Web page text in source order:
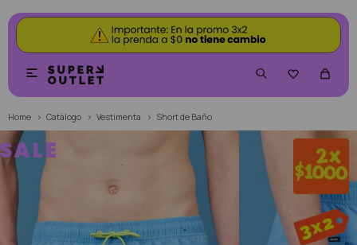


Home Catálogo Vestimenta Short de Baño